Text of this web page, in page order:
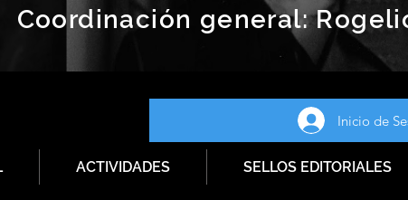
Coordinación general:
Inicio de
ACTIVIDADES SELLOS EDITORIALES